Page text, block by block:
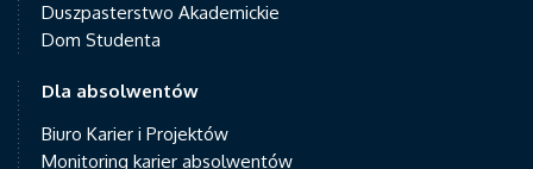
Duszpasterstwo Akademickie
Dom Studenta
Dla absolwentów
Biuro Karier i Projektów
Monitoring karier absolwentów